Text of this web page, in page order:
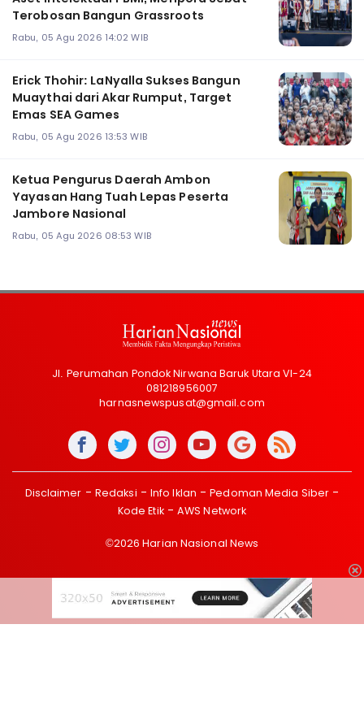
Terobosan Bangun Grassroots
Rabu, 05 Agu 2026 14:02 WIB
Erick Thohir: LaNyalla Sukses Bangun
Muaythai dari Akar Rumput, Target
Emas SEA Games
Rabu, 05 Agu 2026 13:53 WIB
Ketua Pengurus Daerah Ambon
Yayasan Hang Tuah Lepas Peserta
Jambore Nasional
Rabu, 05 Agu 2026 08:53 WIB
Jl. Perumahan Pondok Nirwana Baruk Utara VI-24
081218956007
harnasnewspusat@gmail.com
Disclaimer Redaksi Info Iklan
Pedoman Media Siber
Kode Etik
AWS Network
©2026 Harian Nasional News